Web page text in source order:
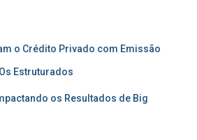
o Crédito Privado com Emissão
Estruturados
os Resultados de Big